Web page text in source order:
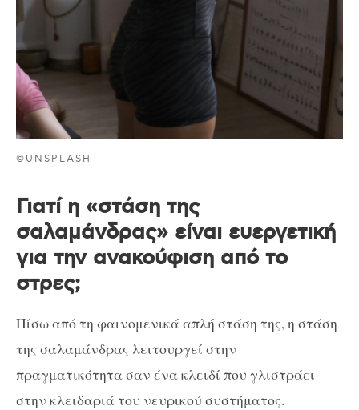
©UNSPLASH
Γιατί η «στάση της
σαλαμάνδρας» είναι ευεργετική
για την ανακούφιση από το
στρες;
Πίσω από τη φαινομενικά απλή στάση της, η στάση
της σαλαμάνδρας λειτουργεί στην
πραγματικότητα σαν ένα κλειδί που γλιστράει
στην κλειδαριά του νευρικού συστήματος.